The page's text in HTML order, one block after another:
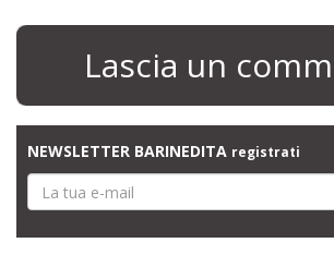
Lascia un
NEWSLETTER BARINEDITA registrati